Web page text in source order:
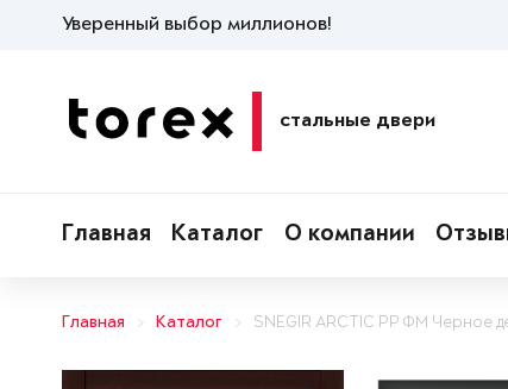
Уверенный выбор миллионов!
стальные двери
Главная Каталог О компании
Главная Каталог SNEGIR ARCTIC PP ФМ Черное